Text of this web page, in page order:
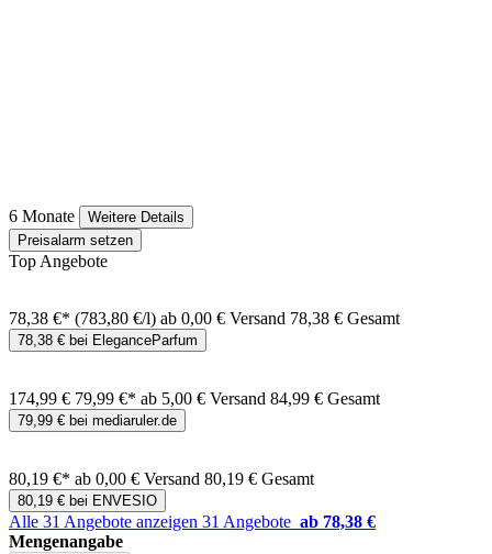
6 Monate
Weitere Details
Preisalarm setzen
Top Angebote
78,38 €* (783,80 €/l) ab 0,00 € Versand 78,38 € Gesamt
78,38 € bei EleganceParfum
174,99 € 79,99 €* ab 5,00 € Versand 84,99 € Gesamt
79,99 € bei mediaruler.de
80,19 €* ab 0,00 € Versand 80,19 € Gesamt
80,19 € bei ENVESIO
Alle 31 Angebote anzeigen 31 Angebote ab 78,38 €
Mengenangabe